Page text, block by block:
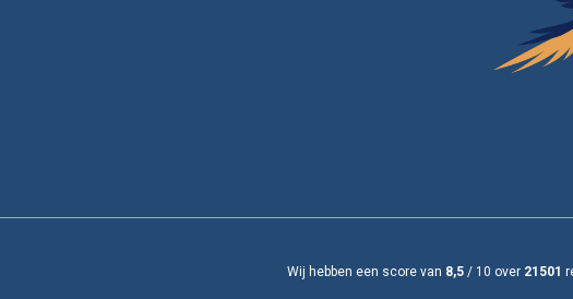
Wij hebben een score van 8,5 / 10 over 21501